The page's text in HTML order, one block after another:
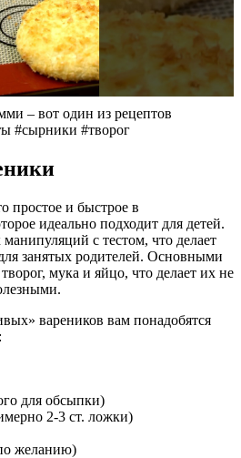
– вот один из рецептов
#сырники #творог
простое и быстрое в
идеально подходит для детей.
с тестом, что делает
занятых родителей. Основными
мука и яйцо, что делает их не
вареников вам понадобятся
для обсыпки)
2-3 ст. ложки)
желанию)